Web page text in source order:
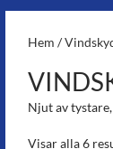
Hem /
Njut av
Visar alla 6